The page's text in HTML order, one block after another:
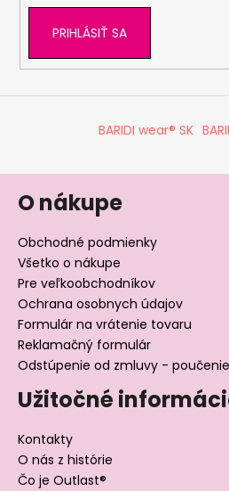
PRIHLÁSIŤ SA
BARIDI wear® SK
O nákupe
Obchodné podmienky
Všetko o nákupe
Pre veľkoobchodníkov
Ochrana osobnych údajov
Formulár na vrátenie tovaru
Reklamačný formulár
Odstúpenie od zmluvy - poučenie
Užitočné
Kontakty
O nás z histórie
Čo je Outlast®